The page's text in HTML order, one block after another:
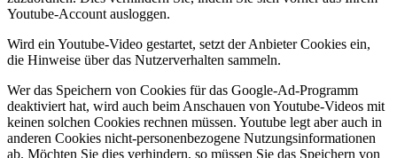
Youtube-Account ausloggen.
Wird ein Youtube-Video gestartet, setzt der Anbieter Cookies ein,
die Hinweise über das Nutzerverhalten sammeln.
Wer das Speichern von Cookies für das Google-Ad-Programm
deaktiviert hat, wird auch beim Anschauen von Youtube-Videos mit
keinen solchen Cookies rechnen müssen. Youtube legt aber auch in
anderen Cookies nicht-personenbezogene Nutzungsinformationen
ab. Möchten Sie dies verhindern, so müssen Sie das Speichern von